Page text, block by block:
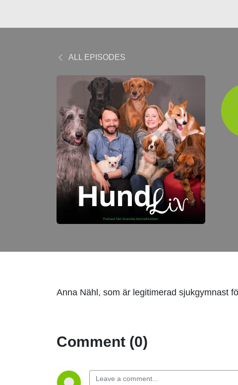
ALL EPISODES
Anna Nähl, som är legitimerad sjukgymnast
Comment (0)